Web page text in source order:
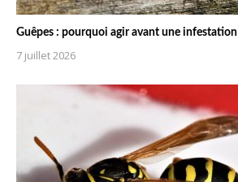
Guêpes : pourquoi agir avant une infestation
7 juillet 2026